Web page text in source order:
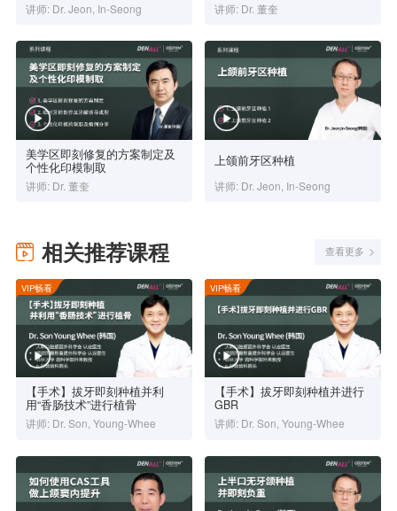
讲师: Dr. Jeon, In-Seong 讲师: Dr. 董奎
美学区即刻修复的方案制定及
个性化印模制取
讲师: Dr. 董奎
上颌前牙区种植
讲师: Dr. Jeon, In-Seong
相关推荐课程 查看更多
VIP畅看
【手术】拔牙即刻种植并利
用“香肠技术”进行植骨
讲师: Dr. Son, Young-Whee
VIP畅看
【手术】拔牙即刻种植并进行
GBR
讲师: Dr. Son, Young-Whee